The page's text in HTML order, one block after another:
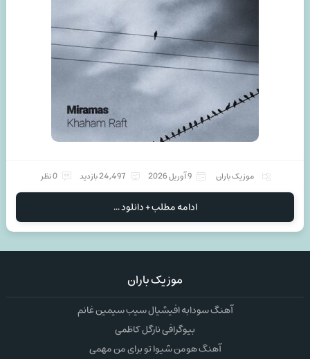
موزیک باران 9 آوریل 2026 24,497 بازدید 0 نظر
ادامه مطلب + دانلود ...
موزیک باران
آهنگ سودابه افیشیال سیب سیمین غانم
بیوگرافی نارگل کاظمی
آهنگ هومن شیوا تو برای من مهمی